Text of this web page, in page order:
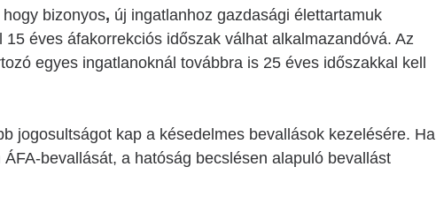
bizonyos, új ingatlanhoz gazdasági élettartamuk
éves áfakorrekciós időszak válhat alkalmazandóvá. Az
egyes ingatlanoknál továbbra is 25 éves időszakkal kell
jogosultságot kap a késedelmes bevallások kezelésére. Ha
bevallását, a hatóság becslésen alapuló bevallást